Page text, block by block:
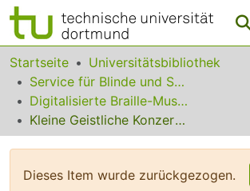
Bereiche & Sammlungen
Das gesamte Repositorium
Statistiken
Startseite
Universitätsbibliothek
Service für Blinde und Sehbehinderte
Digitalisierte Braille-Musik-Matrizen des VzfB
Kleine Geistliche Konzerte, Abt. I
Dieses Item wurde zurückgezogen.